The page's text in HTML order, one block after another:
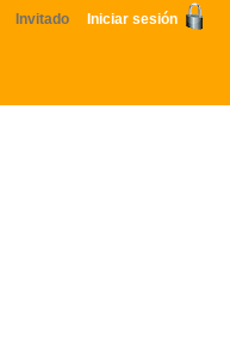
Invitado Iniciar sesión